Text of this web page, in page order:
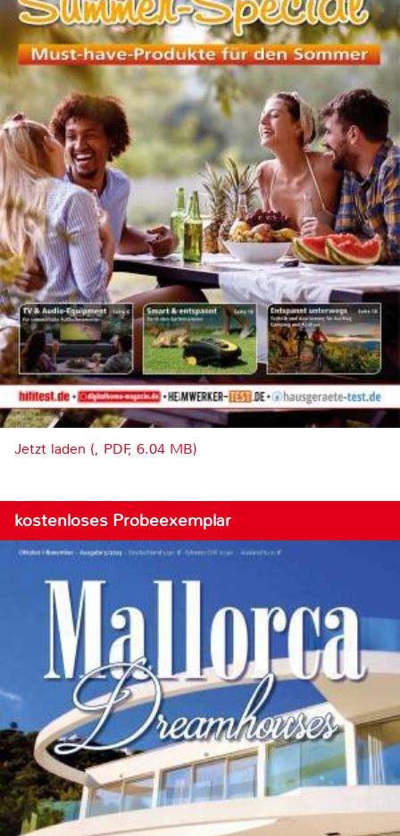
Jetzt laden (, PDF, 6.04 MB)
kostenloses Probeexemplar